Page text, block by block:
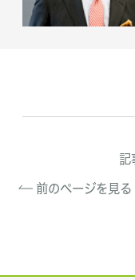
記
前のページを見る